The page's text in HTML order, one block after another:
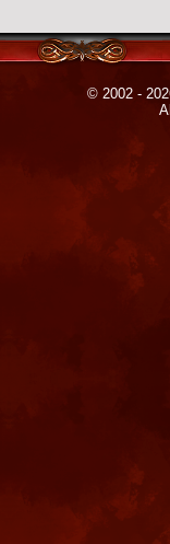
© 2002 -